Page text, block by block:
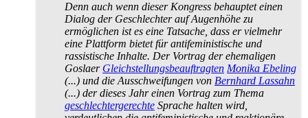
Denn auch wenn dieser Kongress behauptet einen
Dialog der Geschlechter auf Augenhöhe zu
ermöglichen ist es eine Tatsache, dass er vielmehr
eine Plattform bietet für anti­feministische und
rassistische Inhalte. Der Vortrag der ehemaligen
Goslaer Gleichstellungsbeauftragten Monika Ebeling
(...) und die Ausschweifungen von Bernhard Lassahn
(...) der dieses Jahr einen Vortrag zum Thema
geschlechter­gerechte Sprache halten wird,